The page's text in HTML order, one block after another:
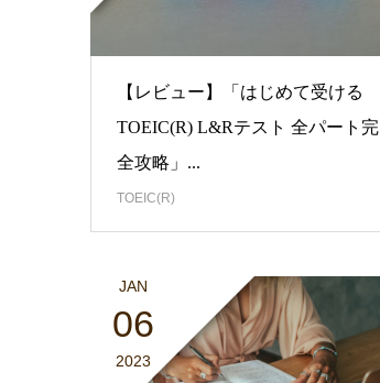
【レビュー】「はじめて受ける
TOEIC(R) L&Rテスト 全パート完
全攻略」...
TOEIC(R)
JAN
06
2023